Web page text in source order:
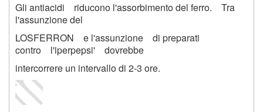
Gli antiacidi riducono l'assorbimento del ferro. Tra
l'assunzione del
LOSFERRON e l'assunzione di preparati
contro l'iperpepsi' dovrebbe
intercorrere un intervallo di 2-3 ore.